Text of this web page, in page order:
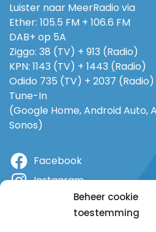
Beheer cookie
toestemming
Luister naar MeerRadio via
Ether: 105.5 FM + 106.6 FM
DAB+ op 5A
Ziggo: 38 (TV) + 913 (Radio)
KPN: 1143 (TV) + 1443 (Radio)
Odido 735 (TV) + 2037 (Radio)
Tune-In
(Google Home, Android Auto,
Sonos)
Facebook
Instagram
YouTube